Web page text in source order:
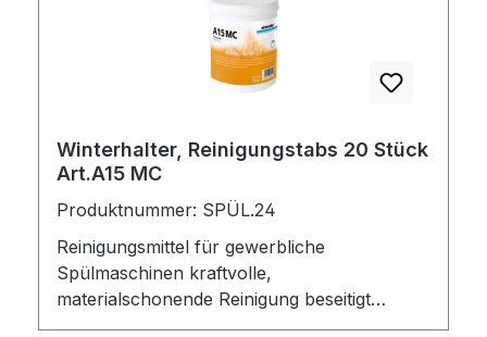
Winterhalter, Reinigungstabs 20 Stück
Art.A15 MC
Produktnummer: SPÜL.24
Reinigungsmittel für gewerbliche
Spülmaschinen kraftvolle,
materialschonende Reinigung beseitigt
unangenehme Gerüche und